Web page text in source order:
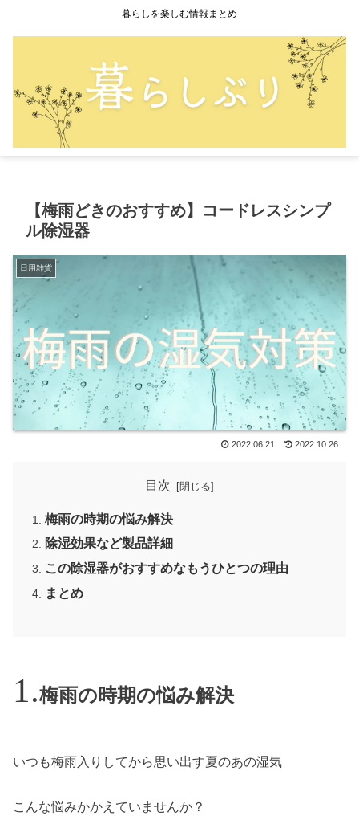
暮らしを楽しむ情報まとめ
【梅雨どきのおすすめ】コードレスシンプ
ル除湿器
日用雑貨
2022.06.21 2022.10.26
目次
梅雨の時期の悩み解決
除湿効果など製品詳細
この除湿器がおすすめなもうひとつの理由
まとめ
梅雨の時期の悩み解決
いつも梅雨入りしてから思い出す夏のあの湿気
こんな悩みかかえていませんか？